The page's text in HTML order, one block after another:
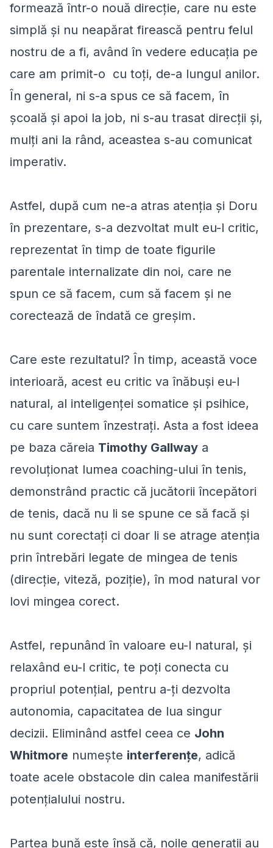
formează într-o nouă direcție, care nu este
simplă și nu neapărat firească pentru felul
nostru de a fi, având în vedere educația pe
care am primit-o cu toți, de-a lungul anilor.
În general, ni s-a spus ce să facem, în
școală și apoi la job, ni s-au trasat direcții și,
mulți ani la rând, aceastea s-au comunicat
imperativ.
Astfel, după cum ne-a atras atenția și Doru
în prezentare, s-a dezvoltat mult eu-l critic,
reprezentat în timp de toate figurile
parentale internalizate din noi, care ne
spun ce să facem, cum să facem și ne
corectează de îndată ce greșim.
Care este rezultatul? În timp, această voce
interioară, acest eu critic va înăbuși eu-l
natural, al inteligenței somatice și psihice,
cu care suntem înzestrați. Asta a fost ideea
pe baza căreia Timothy Gallway a
revoluționat lumea coaching-ului în tenis,
demonstrând practic că jucătorii începători
de tenis, dacă nu li se spune ce să facă și
nu sunt corectați ci doar li se atrage atenția
prin întrebări legate de mingea de tenis
(direcție, viteză, poziție), în mod natural vor
lovi mingea corect.
Astfel, repunând în valoare eu-l natural, și
relaxând eu-l critic, te poți conecta cu
propriul potențial, pentru a-ți dezvolta
autonomia, capacitatea de lua singur
decizii. Eliminând astfel ceea ce John
Whitmore numește interferențe, adică
toate acele obstacole din calea manifestării
potențialului nostru.
Partea bună este însă că, noile generații au